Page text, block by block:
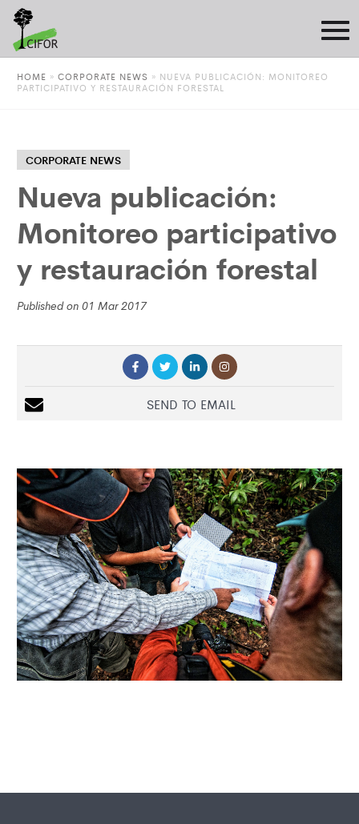
HOME » CORPORATE NEWS » NUEVA PUBLICACIÓN: MONITOREO
PARTICIPATIVO Y RESTAURACIÓN FORESTAL
CORPORATE NEWS
Nueva publicación:
Monitoreo participativo
y restauración forestal
Published on 01 Mar 2017
SEND TO EMAIL